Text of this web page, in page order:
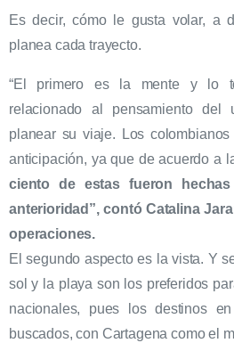
Es decir, cómo le gusta volar, a
planea cada trayecto.
“El primero es la mente y lo
relacionado al pensamiento del
planear su viaje. Los
anticipación, ya que de acuerdo a
ciento de estas fueron
anterioridad”, contó Catalina
operaciones.
El segundo aspecto es la vista. Y
sol y la playa son los preferidos
nacionales, pues los destinos
buscados, con Cartagena como el